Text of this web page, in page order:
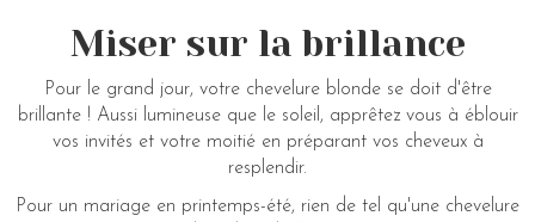
Miser sur la brillance
Pour le grand jour, votre chevelure blonde se doit d'être
brillante ! Aussi lumineuse que le soleil, apprêtez vous à éblouir
vos invités et votre moitié en préparant vos cheveux à
resplendir.
Pour un mariage en printemps-été, rien de tel qu'une chevelure